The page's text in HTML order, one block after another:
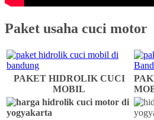
Paket usaha cuci motor
PAKET HIDROLIK CUCI
MOBIL